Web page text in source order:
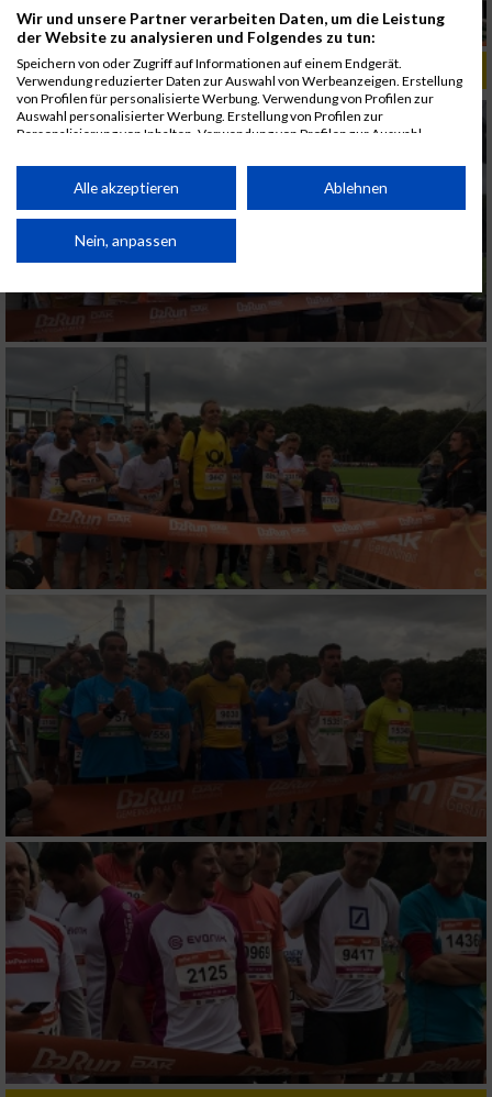
ALBUM B2RUN KÖLN / 05.09.2019
Wir und unsere Partner verarbeiten Daten, um die Leistung
der Website zu analysieren und Folgendes zu tun:
Speichern von oder Zugriff auf Informationen auf einem Endgerät.
Verwendung reduzierter Daten zur Auswahl von Werbeanzeigen. Erstellung
von Profilen für personalisierte Werbung. Verwendung von Profilen zur
Auswahl personalisierter Werbung. Erstellung von Profilen zur
Personalisierung von Inhalten. Verwendung von Profilen zur Auswahl
Performance von Inhalten. Analyse von Zielgruppen durch Statistiken oder
Kombinationen von Daten aus verschiedenen Quellen. Entwicklung und
von Inhalten.
Daten können außerhalb der Europäischen Union weitergegeben und in die
Website/App.
Partnerliste anzeigen (1 IAB-Anbieter)
Wir nutzen Ihre Daten für folgende Zwecke:
IAB-Verarbeitungszwecke:
Speichern von oder Zugriff auf Informationen
auf einem Endgerät
Verwendung reduzierter Daten zur Auswahl
von Werbeanzeigen
Erstellung von Profilen für personalisierte
Werbung
Verwendung von Profilen zur Auswahl
personalisierter Werbung
Erstellung von Profilen zur Personalisierung
von Inhalten
Verwendung von Profilen zur Auswahl
Messung der Werbeleistung
Messung der Performance von Inhalten
Analyse von Zielgruppen durch Statistiken
oder Kombinationen von Daten aus
verschiedenen Quellen
Entwicklung und Verbesserung der Angebote
Alle akzeptieren Ablehnen
Nein, anpassen